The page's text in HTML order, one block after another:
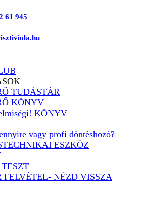
61 945
TUDÁSTÁR
KÖNYV
KÖNYV
vagy profi döntéshozó?
ESZKÖZ
FELVÉTEL- NÉZD VISSZA